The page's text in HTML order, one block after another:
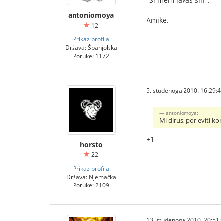
antoniomoya
12
Prikaz profila
Država: Španjolska
Poruke: 1172
Amike.
horsto
22
Prikaz profila
Država: Njemačka
Poruke: 2109
5. studenoga 2010.
antoniomoya:
Mi dirus, por eviti
+1